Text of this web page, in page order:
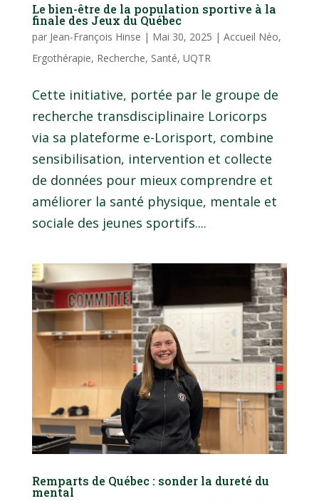
Le bien-être de la population sportive à la
finale des Jeux du Québec
par Jean-François Hinse | Mai 30, 2025 | Accueil Néo,
Ergothérapie, Recherche, Santé, UQTR
Cette initiative, portée par le groupe de
recherche transdisciplinaire Loricorps
via sa plateforme e-Lorisport, combine
sensibilisation, intervention et collecte
de données pour mieux comprendre et
améliorer la santé physique, mentale et
sociale des jeunes sportifs....
Remparts de Québec : sonder la dureté du
mental